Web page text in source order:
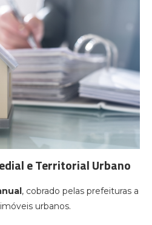
e Territorial Urbano
, cobrado pelas prefeituras a
urbanos.